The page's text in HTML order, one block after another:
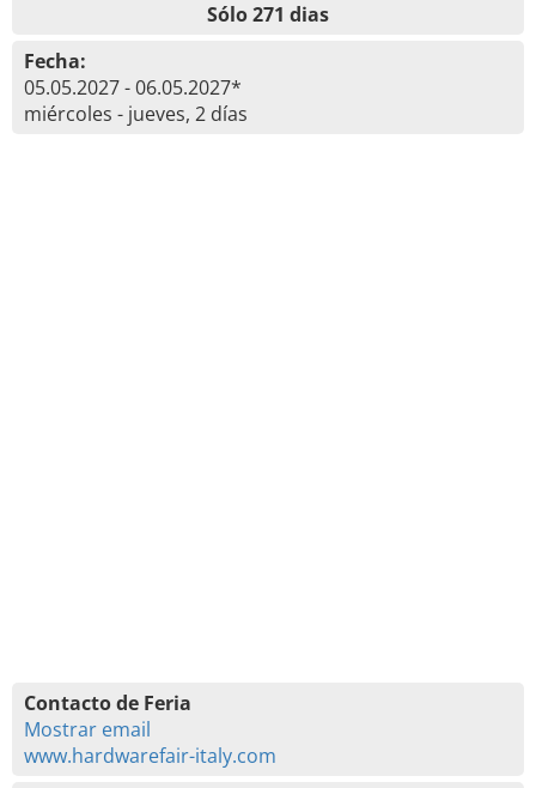
Sólo 271 dias
Fecha:
05.05.2027 - 06.05.2027*
miércoles - jueves, 2 días
Contacto de Feria
Mostrar email
www.hardwarefair-italy.com